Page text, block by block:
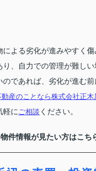
よる劣化が進みやすく傷
、自力での管理が難し
であれば、劣化が進む前
産のことなら株式会社正木
軽に ご相談 ください。
件情報が見たい方はこち